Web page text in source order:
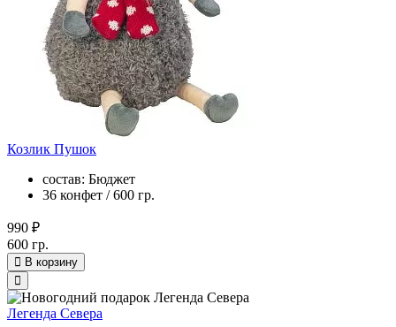
Козлик Пушок
состав: Бюджет
36 конфет / 600 гр.
990 ₽
600 гр.
В корзину
Легенда Севера